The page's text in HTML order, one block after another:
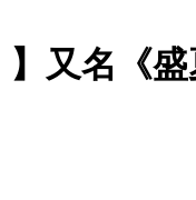
又名《